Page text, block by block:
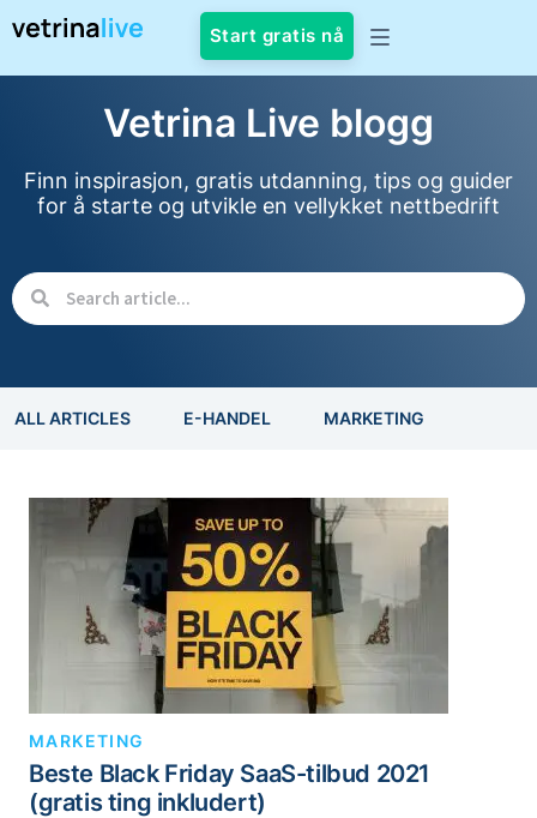
Start gratis nå
Vetrina Live blogg
Finn inspirasjon, gratis utdanning, tips og guider
for å starte og utvikle en vellykket nettbedrift
ALL ARTICLES E-HANDEL MARKETING
MARKETING
Beste Black Friday SaaS-tilbud 2021
(gratis ting inkludert)